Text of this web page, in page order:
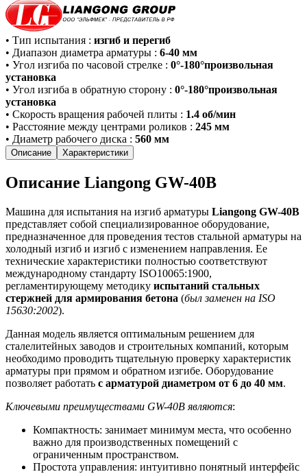
• Тип испытания : изгиб и перегиб
• Диапазон диаметра арматуры : 6-40 мм
• Угол изгиба по часовой стрелке : 0°-180°произвольная
установка
• Угол изгиба в обратную сторону : 0°-180°произвольная
установка
• Скорость вращения рабочей плиты : 1.4 об/мин
• Расстояние между центрами роликов : 245 мм
• Диаметр рабочего диска : 560 мм
Описание Характеристики
Описание Liangong GW-40B
Машина для испытания на изгиб арматуры Liangong GW-40B
представляет собой специализированное оборудование,
предназначенное для проведения тестов стальной арматуры на
холодный изгиб и изгиб с изменением направления. Ее
технические характеристики полностью соответствуют
международному стандарту ISO10065:1900,
регламентирующему методику испытаний стальных
стержней для армирования бетона (был заменен на ISO
15630:2002).
Данная модель является оптимальным решением для
сталелитейных заводов и строительных компаний, которым
необходимо проводить тщательную проверку характеристик
арматуры при прямом и обратном изгибе. Оборудование
позволяет работать с арматурой диаметром от 6 до 40 мм.
Ключевыми преимуществами GW-40B являются:
Компактность: занимает минимум места, что особенно
важно для производственных помещений с
ограниченным пространством.
Простота управления: интуитивно понятный интерфейс